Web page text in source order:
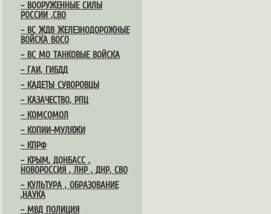
– ВООРУЖЕННЫЕ СИЛЫ
РОССИИ ,СВО
– ВС ЖДВ ЖЕЛЕЗНОДОРОЖНЫЕ
ВОЙСКА ВОСО
– ВС МО ТАНКОВЫЕ ВОЙСКА
– ГАИ, ГИБДД
– КАДЕТЫ СУВОРОВЦЫ
– КАЗАЧЕСТВО, РПЦ
– КОМСОМОЛ
– КОПИИ-МУЛЯЖИ
– КПРФ
– КРЫМ, ДОНБАСС ,
НОВОРОССИЯ , ЛНР , ДНР, СВО
– КУЛЬТУРА , ОБРАЗОВАНИЕ
,НАУКА
– МВД ПОЛИЦИЯ